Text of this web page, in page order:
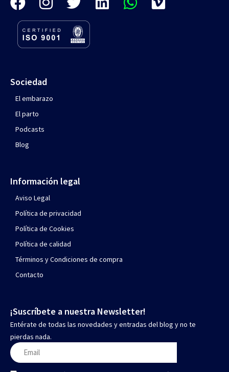
Sociedad
El embarazo
El parto
Podcasts
Blog
Información legal
Aviso Legal
Política de privacidad
Política de Cookies
Política de calidad
Términos y Condiciones de compra
Contacto
¡Suscríbete a nuestra Newsletter!
Entérate de todas las novedades y entradas del blog y no te
pierdas nada.